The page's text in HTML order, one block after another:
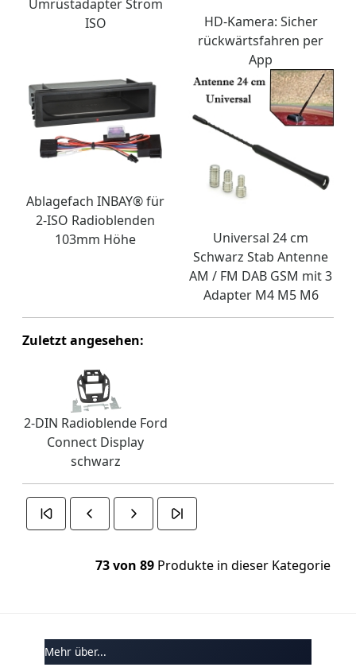
Umrüstadapter Strom
ISO
HD-Kamera: Sicher
rückwärtsfahren per
App
Ablagefach INBAY® für
2-ISO Radioblenden
103mm Höhe
Universal 24 cm
Schwarz Stab Antenne
AM / FM DAB GSM mit 3
Adapter M4 M5 M6
Zuletzt angesehen:
2-DIN Radioblende Ford
Connect Display
schwarz
73 von 89 Produkte in dieser Kategorie
Mehr über...